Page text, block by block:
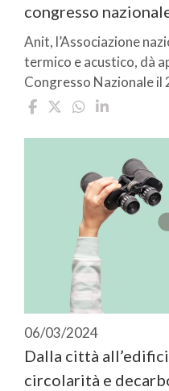
congresso
Anit, l’Associazione
termico e acustico, dà
Congresso Nazionale il
06/03/2024
Dalla città
circolarità e